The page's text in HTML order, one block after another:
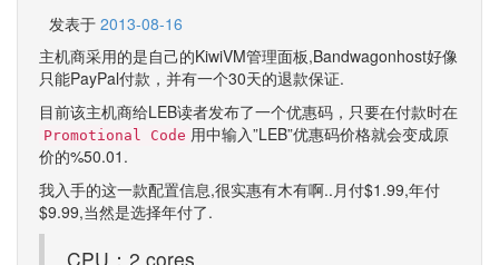
发表于 2013-08-16
主机商采用的是自己的KiwiVM管理面板,Bandwagonhost好像
只能PayPal付款，并有一个30天的退款保证.
目前该主机商给LEB读者发布了一个优惠码，只要在付款时在
Promotional Code 用中输入”LEB”优惠码价格就会变成原
价的%50.01.
我入手的这一款配置信息,很实惠有木有啊..月付$1.99,年付
$9.99,当然是选择年付了.
CPU：2 cores